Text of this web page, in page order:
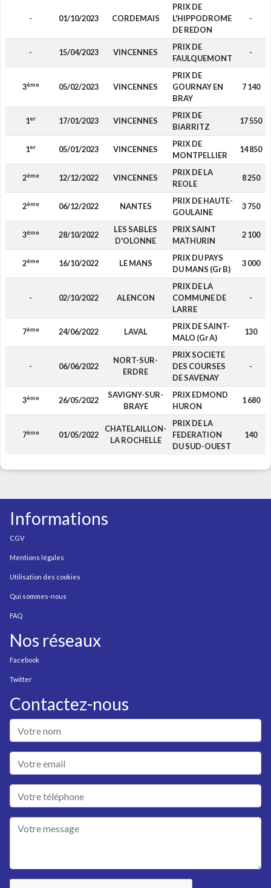
- 01/10/2023 CORDEMAIS
PRIX DE
L'HIPPODROME
DE REDON
-
- 15/04/2023 VINCENNES
PRIX DE
FAULQUEMONT
-
3ème 05/02/2023 VINCENNES
PRIX DE
GOURNAY EN
BRAY
7 140
1er 17/01/2023 VINCENNES
PRIX DE
BIARRITZ
17 550
1er 05/01/2023 VINCENNES
PRIX DE
MONTPELLIER
14 850
2ème 12/12/2022 VINCENNES
PRIX DE LA
REOLE
8 250
2ème 06/12/2022 NANTES
PRIX DE HAUTE-
GOULAINE
3 750
3ème 28/10/2022
LES SABLES
D'OLONNE
PRIX SAINT
MATHURIN
2 100
2ème 16/10/2022 LE MANS
PRIX DU PAYS
DU MANS (Gr B)
3 000
- 02/10/2022 ALENCON
PRIX DE LA
COMMUNE DE
LARRE
-
7ème 24/06/2022 LAVAL
PRIX DE SAINT-
MALO (Gr A)
130
- 06/06/2022
NORT-SUR-
ERDRE
PRIX SOCIETE
DES COURSES
DE SAVENAY
-
3ème 26/05/2022
SAVIGNY-SUR-
BRAYE
PRIX EDMOND
HURON
1 680
7ème 01/05/2022
CHATELAILLON-
LA ROCHELLE
PRIX DE LA
FEDERATION
DU SUD-OUEST
140
Informations
CGV
Mentions légales
Utilisation des cookies
Qui sommes-nous
FAQ
Nos réseaux
Facebook
Twitter
Contactez-nous